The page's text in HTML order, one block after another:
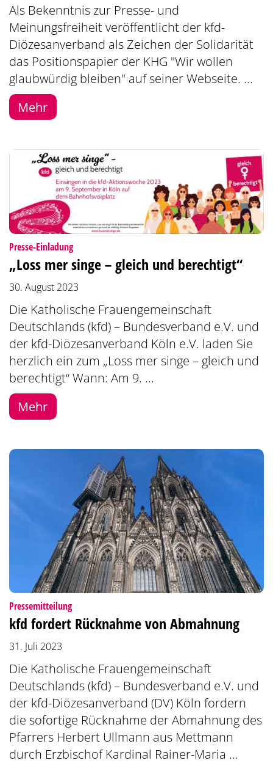
Als Bekenntnis zur Presse- und
Meinungsfreiheit veröffentlicht der kfd-
Diözesanverband als Zeichen der Solidarität
das Positionspapier der KHG "Wir wollen
glaubwürdig bleiben" auf seiner Webseite. ...
Mehr
Presse-Einladung:
„Loss mer singe – gleich und berechtigt“
30. August 2023
Die Katholische Frauengemeinschaft
Deutschlands (kfd) – Bundesverband e.V. und
der kfd-Diözesanverband Köln e.V. laden Sie
herzlich ein zum „Loss mer singe – gleich und
berechtigt“ Wann: Am 9. ...
Mehr
Pressemitteilung:
kfd fordert Rücknahme von Abmahnung
31. Juli 2023
Die Katholische Frauengemeinschaft
Deutschlands (kfd) – Bundesverband e.V. und
der kfd-Diözesanverband (DV) Köln fordern
die sofortige Rücknahme der Abmahnung des
Pfarrers Herbert Ullmann aus Mettmann
durch Erzbischof Kardinal Rainer-Maria ...